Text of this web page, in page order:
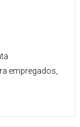
empregados,